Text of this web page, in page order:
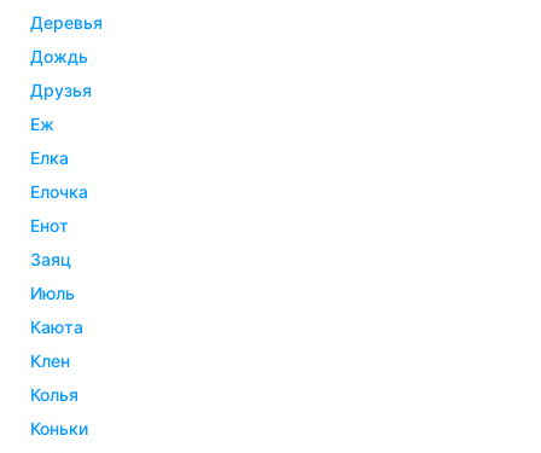
деревья
дождь
друзья
еж
елка
елочка
енот
заяц
июль
каюта
клен
колья
коньки